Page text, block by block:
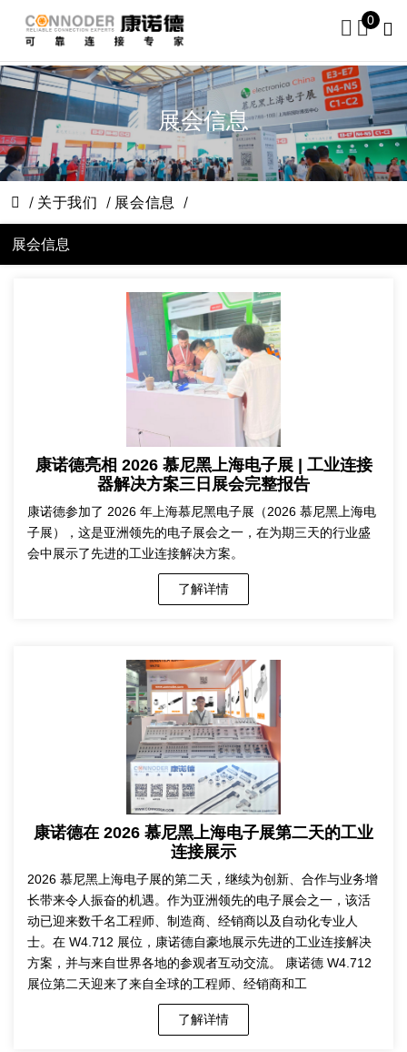
0
展会信息
关于我们 展会信息
展会信息
康诺德亮相 2026 慕尼黑上海电子展 | 工业连接
器解决方案三日展会完整报告
康诺德参加了 2026 年上海慕尼黑电子展（2026 慕尼黑上海电
子展），这是亚洲领先的电子展会之一，在为期三天的行业盛
会中展示了先进的工业连接解决方案。
了解详情
康诺德在 2026 慕尼黑上海电子展第二天的工业
连接展示
2026 慕尼黑上海电子展的第二天，继续为创新、合作与业务增
长带来令人振奋的机遇。作为亚洲领先的电子展会之一，该活
动已迎来数千名工程师、制造商、经销商以及自动化专业人
士。在 W4.712 展位，康诺德自豪地展示先进的工业连接解决
方案，并与来自世界各地的参观者互动交流。 康诺德 W4.712
展位第二天迎来了来自全球的工程师、经销商和工
了解详情